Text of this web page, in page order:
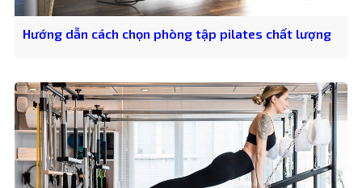
Hướng dẫn cách chọn phòng tập pilates chất lượng